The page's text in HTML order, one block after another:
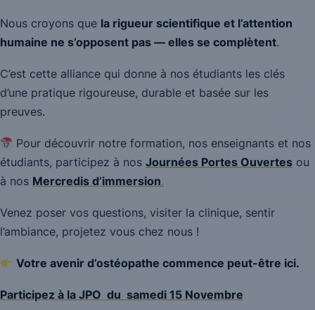
Nous croyons que la rigueur scientifique et l’attention
humaine ne s’opposent pas — elles se complètent.
C’est cette alliance qui donne à nos étudiants les clés
d’une pratique rigoureuse, durable et basée sur les
preuves.
Pour découvrir notre formation, nos enseignants et nos
étudiants, participez à nos Journées Portes Ouvertes ou
à nos Mercredis d’immersion.
Venez poser vos questions, visiter la clinique, sentir
l’ambiance, projetez vous chez nous !
Votre avenir d’ostéopathe commence peut-être ici.
Participez à la JPO du samedi 15 Novembre